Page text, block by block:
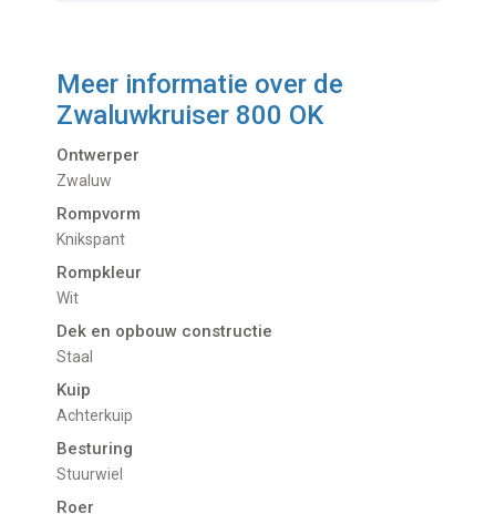
Meer informatie over de
Zwaluwkruiser 800 OK
Ontwerper
Zwaluw
Rompvorm
Knikspant
Rompkleur
Wit
Dek en opbouw constructie
Staal
Kuip
Achterkuip
Besturing
Stuurwiel
Roer